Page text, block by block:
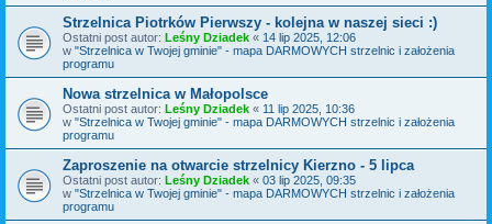
Strzelnica Piotrków Pierwszy - kolejna w naszej sieci :)
Ostatni post autor: Leśny Dziadek « 14 lip 2025, 12:06
w "Strzelnica w Twojej gminie" - mapa DARMOWYCH strzelnic i założenia
programu
Nowa strzelnica w Małopolsce
Ostatni post autor: Leśny Dziadek « 11 lip 2025, 10:36
w "Strzelnica w Twojej gminie" - mapa DARMOWYCH strzelnic i założenia
programu
Zaproszenie na otwarcie strzelnicy Kierzno - 5 lipca
Ostatni post autor: Leśny Dziadek « 03 lip 2025, 09:35
w "Strzelnica w Twojej gminie" - mapa DARMOWYCH strzelnic i założenia
programu